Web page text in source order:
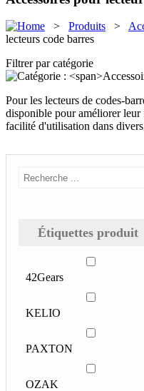
> Produits >
lecteurs code barres
Filtrer par catégorie
Pour les lecteurs de codes-
disponible pour améliorer
facilité d'utilisation dans
Étiquettes produit
42Gears
KELIO
PAXTON
OZAK